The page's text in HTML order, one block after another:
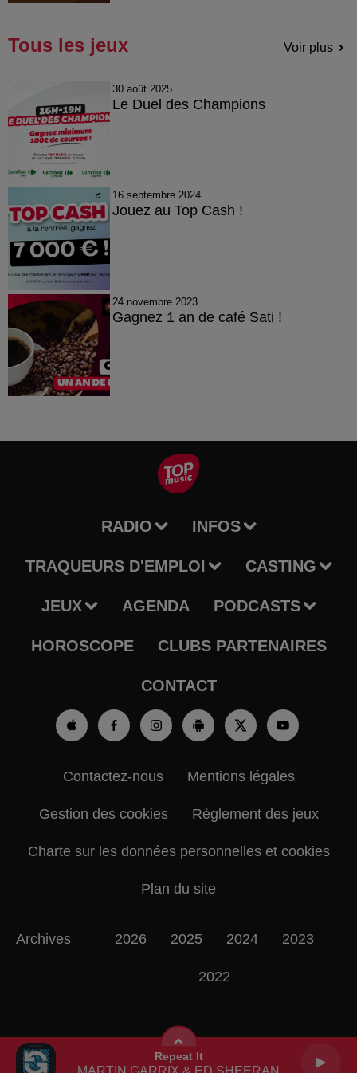
Repeat It
Tous les jeux Voir plus
30 août 2025
Le Duel des Champions
16 septembre 2024
Jouez au Top Cash !
24 novembre 2023
Gagnez 1 an de café Sati !
RADIO INFOS
TRAQUEURS D'EMPLOI CASTING
JEUX AGENDA PODCASTS
HOROSCOPE CLUBS PARTENAIRES
CONTACT
Contactez-nous Mentions légales
Gestion des cookies Règlement des jeux
Charte sur les données personnelles et cookies
Plan du site
Archives 2026 2025 2024 2023
2022